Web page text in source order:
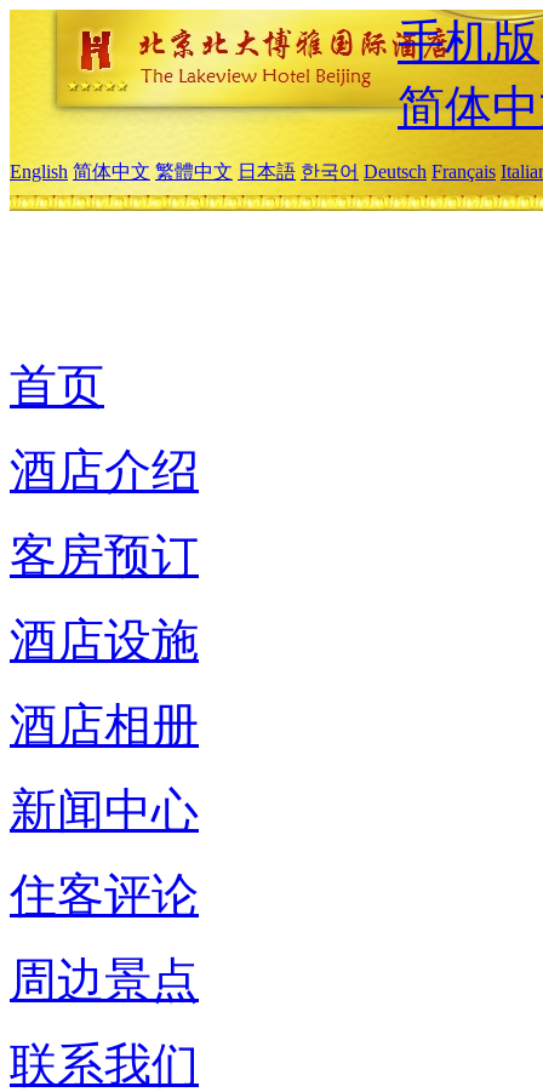
手机版
简体
English 简体中文 繁體中文 日本語 한국어 Deutsch Français
首页
酒店介绍
客房预订
酒店设施
酒店相册
新闻中心
住客评论
周边景点
联系我们